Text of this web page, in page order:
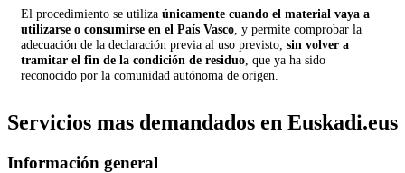
El procedimiento se utiliza únicamente cuando el material vaya a
utilizarse o consumirse en el País Vasco , y permite comprobar la
adecuación de la declaración previa al uso previsto, sin volver a
tramitar el fin de la condición de residuo , que ya ha sido
reconocido por la comunidad autónoma de origen.
Servicios mas demandados en Euskadi.eus
Información general